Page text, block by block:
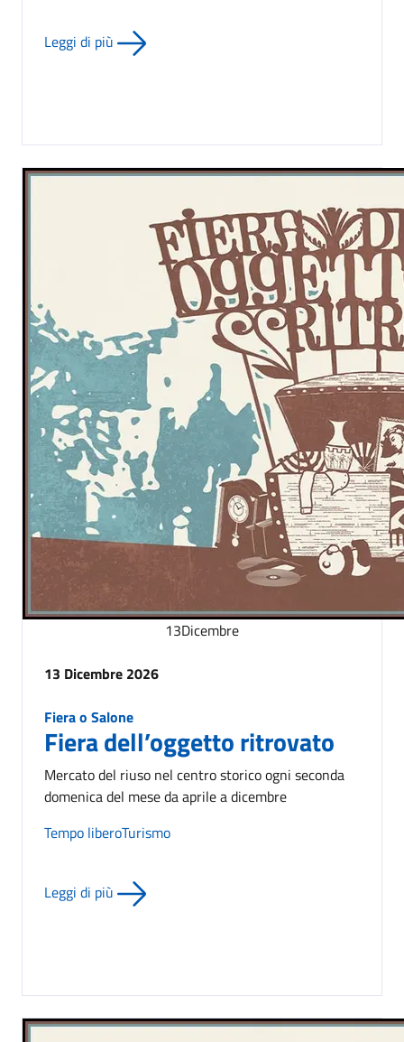
Leggi di più
13Dicembre
13 Dicembre 2026
Fiera o Salone
Fiera dell’oggetto ritrovato
Mercato del riuso nel centro storico ogni seconda
domenica del mese da aprile a dicembre
Tempo liberoTurismo
Leggi di più